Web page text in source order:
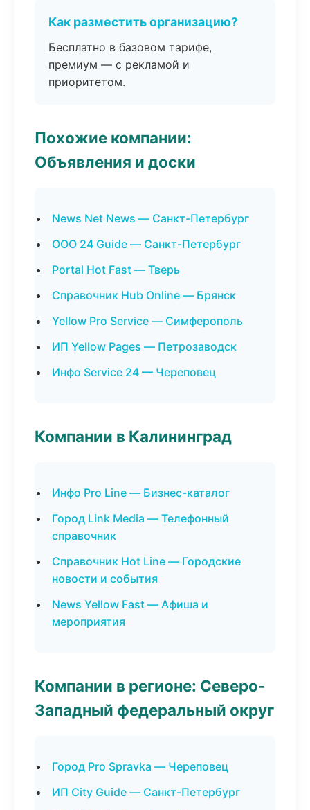
Как разместить организацию?
Бесплатно в базовом тарифе,
премиум — с рекламой и
приоритетом.
Похожие компании:
Объявления и доски
News Net News — Санкт-Петербург
ООО 24 Guide — Санкт-Петербург
Portal Hot Fast — Тверь
Справочник Hub Online — Брянск
Yellow Pro Service — Симферополь
ИП Yellow Pages — Петрозаводск
Инфо Service 24 — Череповец
Компании в Калининград
Инфо Pro Line — Бизнес-каталог
Город Link Media — Телефонный
справочник
Справочник Hot Line — Городские
новости и события
News Yellow Fast — Афиша и
мероприятия
Компании в регионе: Северо-
Западный федеральный округ
Город Pro Spravka — Череповец
ИП City Guide — Санкт-Петербург